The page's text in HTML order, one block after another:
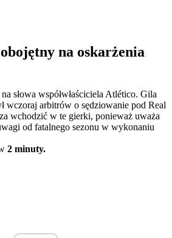
na oskarżenia
słowa współwłaściciela Atlético. Gila
wczoraj arbitrów o sędziowanie pod Real
wchodzić w te gierki, ponieważ uważa
od fatalnego sezonu w wykonaniu
2 minuty.